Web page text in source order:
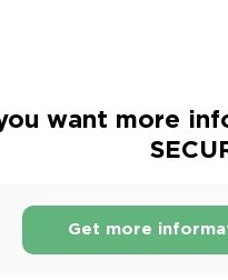
want more
Get more